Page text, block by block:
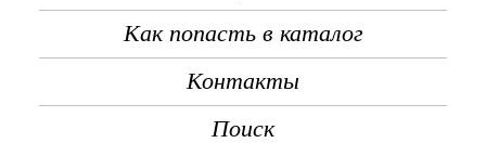
Как попасть в каталог
Контакты
Поиск